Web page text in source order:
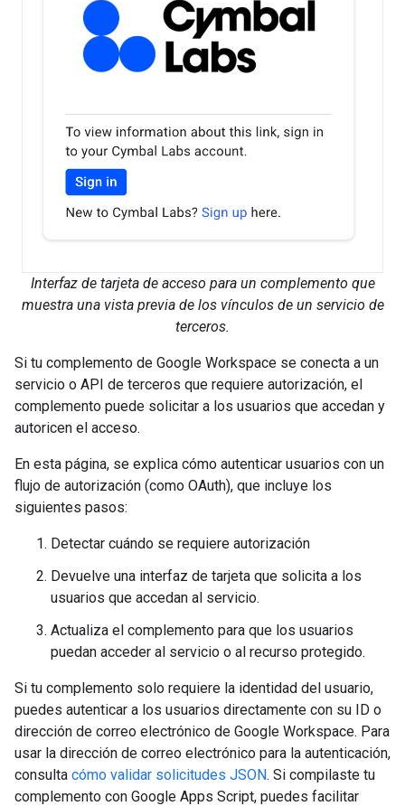
Interfaz de tarjeta de acceso para un complemento que
muestra una vista previa de los vínculos de un servicio de
terceros.
Si tu complemento de Google Workspace se conecta a un
servicio o API de terceros que requiere autorización, el
complemento puede solicitar a los usuarios que accedan y
autoricen el acceso.
En esta página, se explica cómo autenticar usuarios con un
flujo de autorización (como OAuth), que incluye los
siguientes pasos:
Detectar cuándo se requiere autorización
Devuelve una interfaz de tarjeta que solicita a los
usuarios que accedan al servicio.
Actualiza el complemento para que los usuarios
puedan acceder al servicio o al recurso protegido.
Si tu complemento solo requiere la identidad del usuario,
puedes autenticar a los usuarios directamente con su ID o
dirección de correo electrónico de Google Workspace. Para
usar la dirección de correo electrónico para la autenticación,
consulta cómo validar solicitudes JSON. Si compilaste tu
complemento con Google Apps Script, puedes facilitar